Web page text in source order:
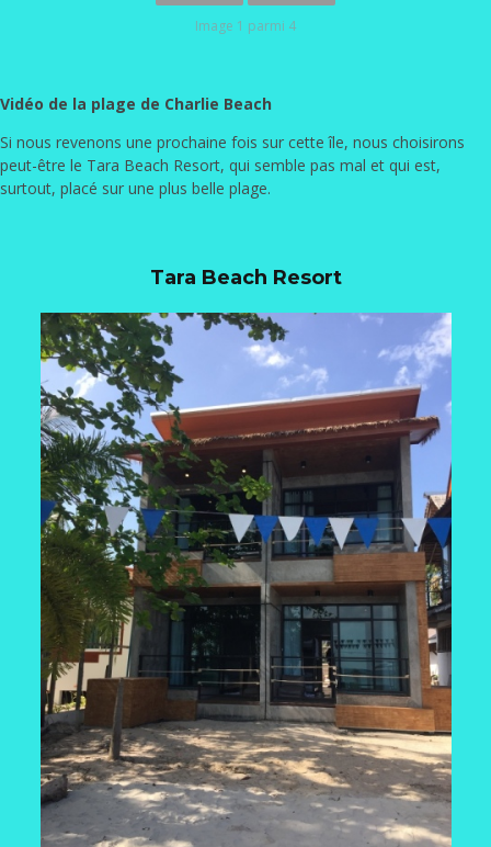
Image 1 parmi 4
Vidéo de la plage de Charlie Beach
Si nous revenons une prochaine fois sur cette île, nous choisirons
peut-être le Tara Beach Resort, qui semble pas mal et qui est,
surtout, placé sur une plus belle plage.
Tara Beach Resort